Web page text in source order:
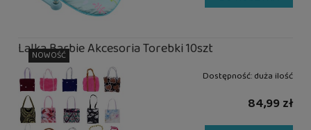
Lalka Barbie Akcesoria Torebki 10szt
Dostępność:duża ilość
84,99 zł
NOWOŚĆ